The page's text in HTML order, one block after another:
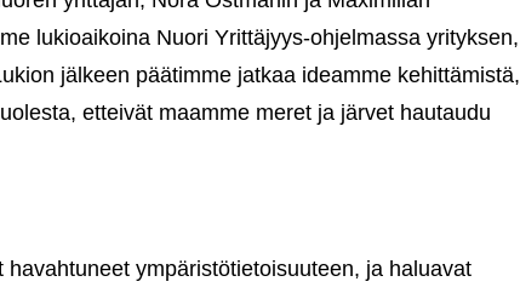
lukioaikoina Nuori Yrittäjyys-ohjelmassa yrityksen,
jälkeen päätimme jatkaa ideamme kehittämistä,
etteivät maamme meret ja järvet hautaudu
ympäristötietoisuuteen, ja haluavat